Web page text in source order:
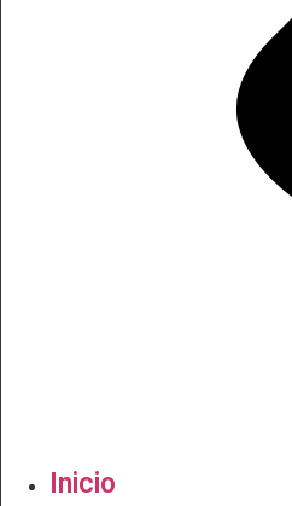
Inicio